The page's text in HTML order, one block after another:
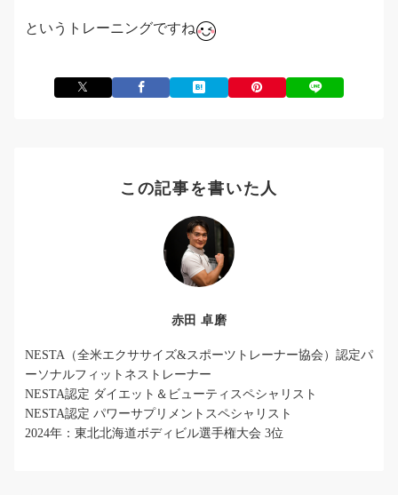
というトレーニングですね
この記事を書いた人
赤田 卓磨
NESTA（全米エクササイズ&スポーツトレーナー協会）認定パ
ーソナルフィットネストレーナー
NESTA認定 ダイエット＆ビューティスペシャリスト
NESTA認定 パワーサプリメントスペシャリスト
2024年：東北北海道ボディビル選手権大会 3位